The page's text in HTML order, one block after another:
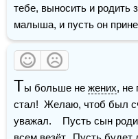
тебе, выносить и родить
малыша, и пусть он
Ты больше не жених, не
стал!  Желаю, чтоб был
уважал.    Пусть сын